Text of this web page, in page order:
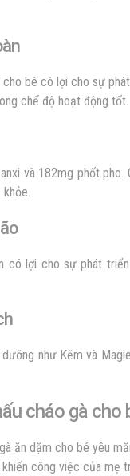
cho bé có lợi cho sự
chế độ hoạt động tốt.
và 182mg phốt pho.
có lợi cho sự phát
như Kẽm và
cháo gà cho
ăn dặm cho bé yêu
công việc của mẹ